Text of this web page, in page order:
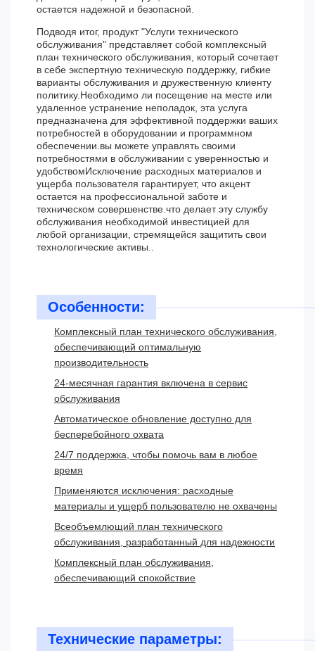
остается надежной и безопасной.
Подводя итог, продукт "Услуги технического
обслуживания" представляет собой комплексный
план технического обслуживания, который сочетает
в себе экспертную техническую поддержку, гибкие
варианты обслуживания и дружественную клиенту
политику.Необходимо ли посещение на месте или
удаленное устранение неполадок, эта услуга
предназначена для эффективной поддержки ваших
потребностей в оборудовании и программном
обеспечении.вы можете управлять своими
потребностями в обслуживании с уверенностью и
удобствомИсключение расходных материалов и
ущерба пользователя гарантирует, что акцент
остается на профессиональной заботе и
техническом совершенстве.что делает эту службу
обслуживания необходимой инвестицией для
любой организации, стремящейся защитить свои
технологические активы..
Особенности:
Комплексный план технического обслуживания,
обеспечивающий оптимальную
производительность
24-месячная гарантия включена в сервис
обслуживания
Автоматическое обновление доступно для
бесперебойного охвата
24/7 поддержка, чтобы помочь вам в любое
время
Применяются исключения: расходные
материалы и ущерб пользователю не охвачены
Всеобъемлющий план технического
обслуживания, разработанный для надежности
Комплексный план обслуживания,
обеспечивающий спокойствие
Технические параметры: